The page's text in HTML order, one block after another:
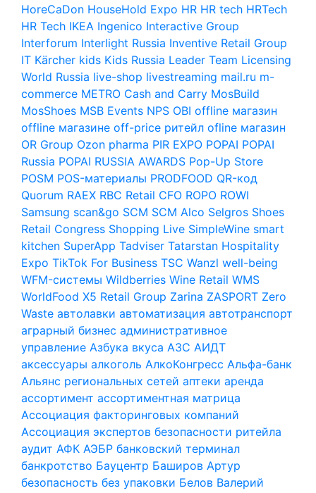
HoreCaDon HouseHold Expo HR HR tech HRTech
HR Tech IKEA Ingenico Interactive Group
Interforum Interlight Russia Inventive Retail Group
IT Kärcher kids Kids Russia Leader Team Licensing
World Russia live-shop livestreaming mail.ru m-
commerce METRO Cash and Carry MosBuild
MosShoes MSB Events NPS OBI offline магазин
offline магазине off-price ритейл ofline магазин
OR Group Ozon pharma PIR EXPO POPAI POPAI
Russia POPAI RUSSIA AWARDS Pop-Up Store
POSM POS-материалы PRODFOOD QR-код
Quorum RAEX RBC Retail CFO ROPO ROWI
Samsung scan&go SCM SCM Alco Selgros Shoes
Retail Congress Shopping Live SimpleWine smart
kitchen SuperApp Tadviser Tatarstan Hospitality
Expo TikTok For Business TSC Wanzl well-being
WFM-системы Wildberries Wine Retail WMS
WorldFood X5 Retail Group Zarina ZASPORT Zero
Waste автолавки автоматизация автотранспорт
аграрный бизнес административное
управление Азбука вкуса АЗС АИДТ
аксессуары алкоголь АлкоКонгресс Альфа-банк
Альянс региональных сетей аптеки аренда
ассортимент ассортиментная матрица
Ассоциация факторинговых компаний
Ассоциация экспертов безопасности ритейла
аудит АФК АЭБР банковский терминал
банкротство Бауцентр Баширов Артур
безопасность без упаковки Белов Валерий